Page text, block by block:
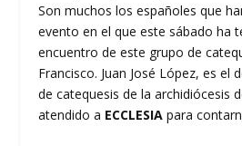
Son muchos los españoles que
evento en el que este sábado ha
encuentro de este grupo de
Francisco. Juan José López, es el
de catequesis de la archidiócesis
atendido a ECCLESIA para